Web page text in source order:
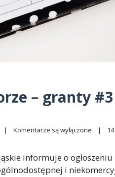
– granty #3
| Komentarze są wyłączone |
informuje o
i